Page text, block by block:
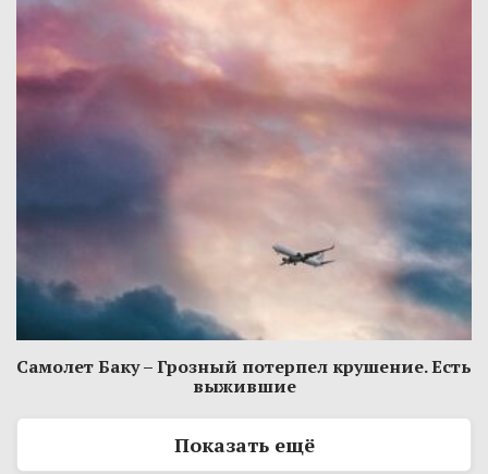
Самолет Баку – Грозный потерпел крушение. Есть
выжившие
Показать ещё